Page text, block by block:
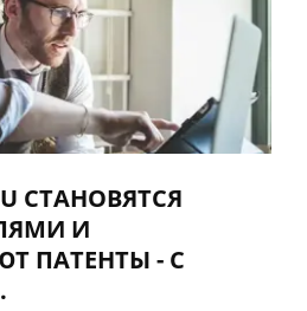
СТАНОВЯТСЯ
И
ПАТЕНТЫ - С